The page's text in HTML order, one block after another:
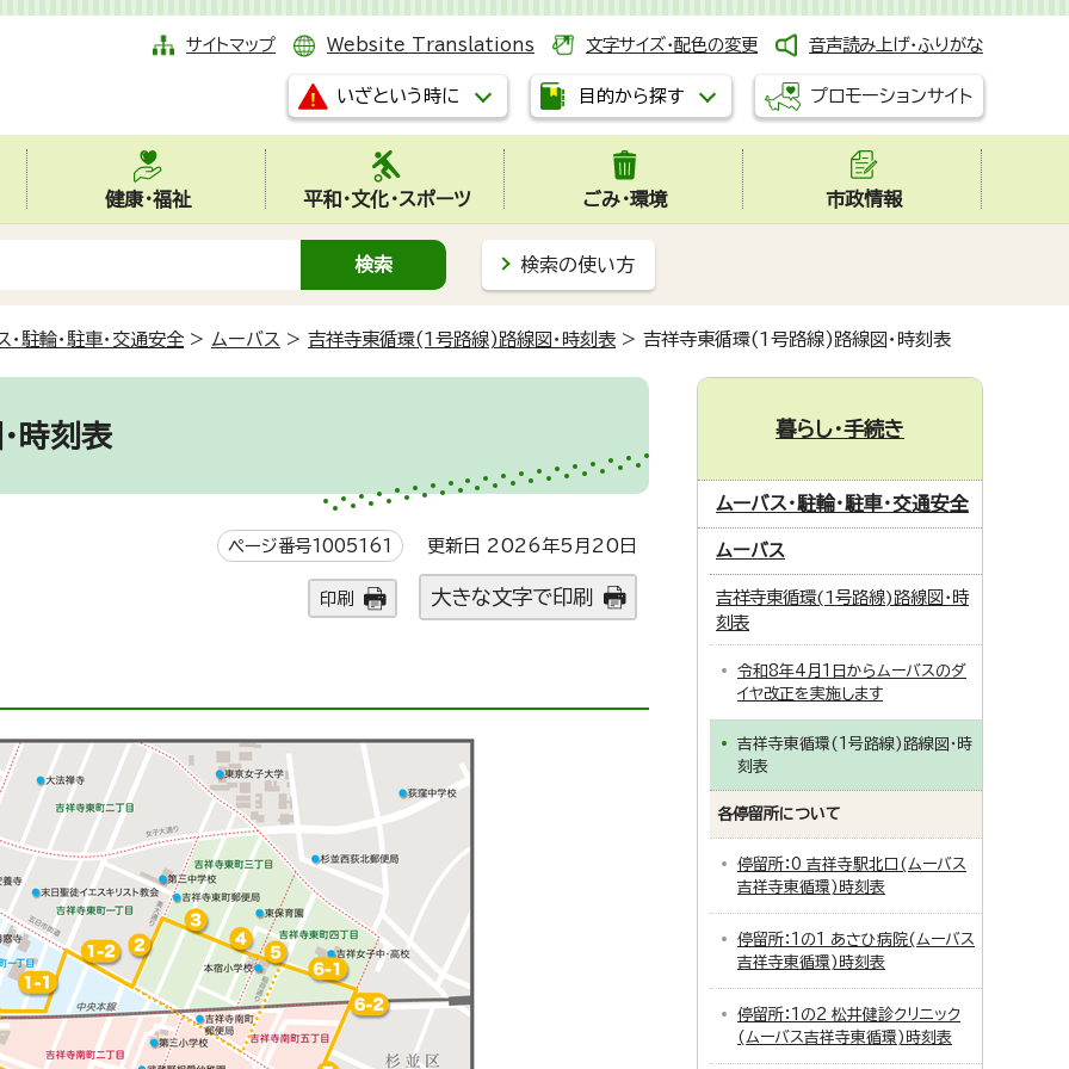
サイトマップ Website Translations 文字サイズ・配色の変更 音声読み上げ・ふりがな
いざという時に 目的から探す プロモーションサイト
健康・福祉 平和・文化・スポーツ ごみ・環境 市政情報
検索の使い方
・駐輪・駐車・交通安全 > ムーバス > 吉祥寺東循環(1号路線)路線図・時刻表 > 吉祥寺東循環(1号路線)路線図・時刻表
時刻表
ページ番号1005161 更新日 2026年5月20日
印刷 大きな文字で印刷
暮らし・手続き
ムーバス・駐輪・駐車・交通安全
ムーバス
吉祥寺東循環(1号路線)路線図・時
刻表
令和8年4月1日からムーバスのダ
イヤ改正を実施します
吉祥寺東循環(1号路線)路線図・時
刻表
各停留所について
停留所：0 吉祥寺駅北口(ムーバス
吉祥寺東循環)時刻表
停留所：1の1 あさひ病院(ムーバス
吉祥寺東循環)時刻表
停留所：1の2 松井健診クリニック
(ムーバス吉祥寺東循環)時刻表